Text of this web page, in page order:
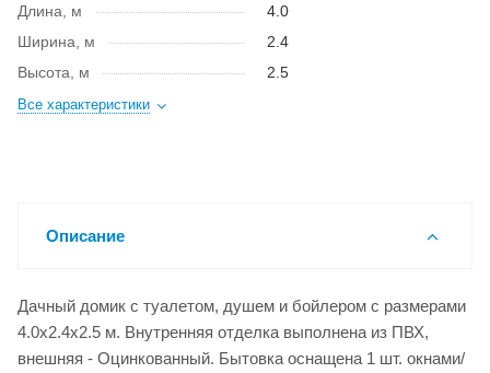
Длина, м
4.0
Ширина, м
2.4
Высота, м
2.5
Все характеристики
Описание
Дачный домик с туалетом, душем и бойлером с размерами
4.0x2.4x2.5 м. Внутренняя отделка выполнена из ПВХ,
внешняя - Оцинкованный. Бытовка оснащена 1 шт. окнами/